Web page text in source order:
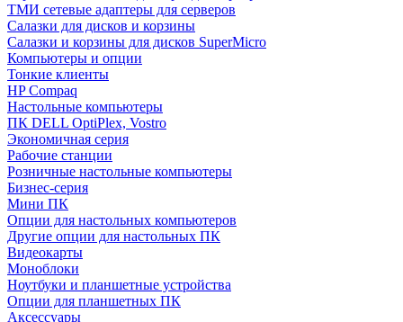
ТМИ сетевые адаптеры для серверов
Салазки для дисков и корзины
Салазки и корзины для дисков SuperMicro
Компьютеры и опции
Тонкие клиенты
HP Compaq
Настольные компьютеры
ПК DELL OptiPlex, Vostro
Экономичная серия
Рабочие станции
Розничные настольные компьютеры
Бизнес-серия
Мини ПК
Опции для настольных компьютеров
Другие опции для настольных ПК
Видеокарты
Моноблоки
Ноутбуки и планшетные устройства
Опции для планшетных ПК
Аксессуары